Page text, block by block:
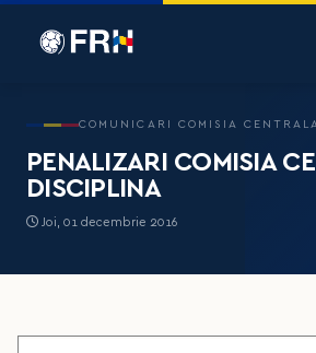
COMUNICARI COMISIA
PENALIZARI COMISIA
DISCIPLINA
Joi, 01 decembrie 2016